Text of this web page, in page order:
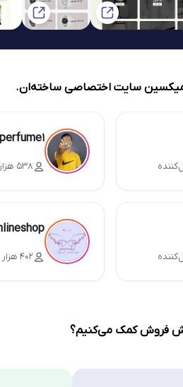
میکسین سایت اختصاصی ساخته‌ان.
۵۳۸ هزار دنبال‌کننده
۴۰۲ هزار دنبال‌کننده
فروش کمک می‌کنیم؟